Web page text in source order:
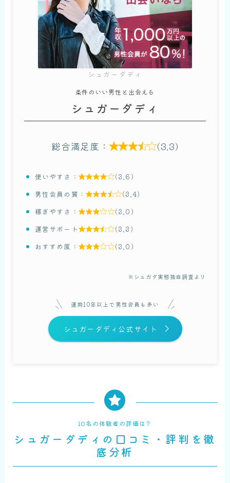
シュガーダディ
条件のいい男性と出会える
シュガーダディ
総合満足度： (3.3)
使いやすさ： (3.6)
男性会員の質： (3.4)
稼ぎやすさ： (3.0)
運営サポート (3.3)
おすすめ度： (3.0)
※ シュガダ実態独自調査より
運用10年以上で男性会員も多い
シュガーダディ公式サイト
10名の体験者の評価は？
シュガーダディの口コミ・評判を徹
底分析